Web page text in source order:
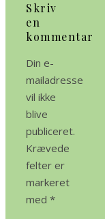
Skriv
en
kommentar
Din e-
mailadresse
vil ikke
blive
publiceret.
Krævede
felter er
markeret
med *